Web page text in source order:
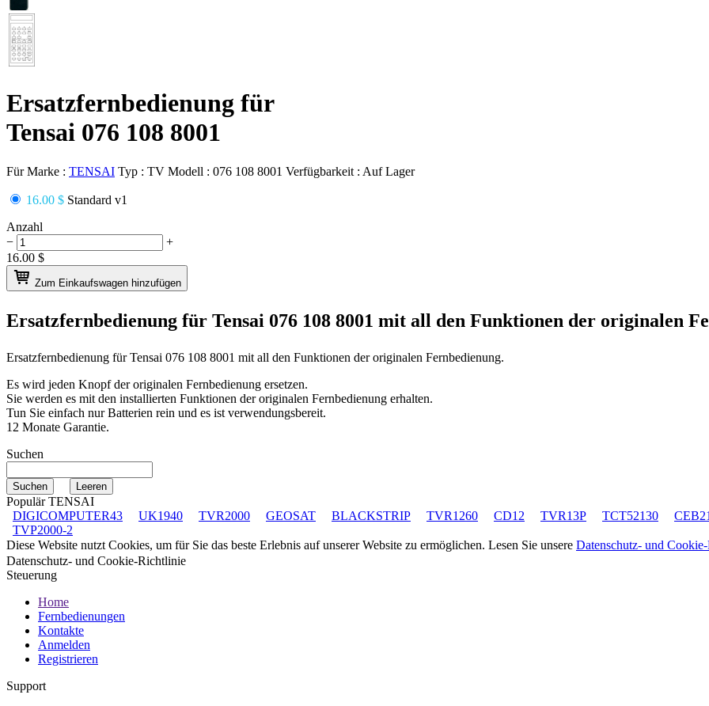
Ersatzfernbedienung für
Tensai 076 108 8001
Für Marke : TENSAI Typ : TV Modell : 076 108 8001 Verfügbarkeit : Auf Lager
16.00 $ Standard v1
Anzahl
−
+
16.00 $
Zum Einkaufswagen hinzufügen
Ersatzfernbedienung für Tensai 076 108 8001 mit all den Funktionen der originalen
Ersatzfernbedienung fürTensai 076 108 8001 mit all den Funktionen der originalen Fernbedienung.
Es wird jeden Knopf der originalen Fernbedienung ersetzen.
Sie werden es mit den installierten Funktionen der originalen Fernbedienung erhalten.
Tun Sie einfach nur Batterien rein und es ist verwendungsbereit.
12 Monate Garantie.
Suchen
Populär TENSAI
DIGICOMPUTER43
UK1940 TVR2000 GEOSAT BLACKSTRIP TVR1260 CD12 TVR13P TCT52130
TVP2000-2
Diese Website nutzt Cookies, um für Sie das beste Erlebnis auf unserer Website zu ermöglichen. Lesen Sie unsere Datenschutz- und
Datenschutz- und Cookie-Richtlinie
Steuerung
Home
Fernbedienungen
Kontakte
Anmelden
Registrieren
Support